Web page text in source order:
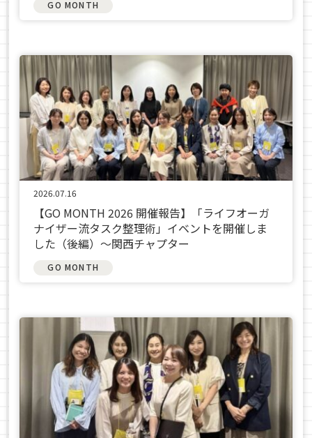
GO MONTH
2026.07.16
【GO MONTH 2026 開催報告】「ライフオーガ
ナイザー流タスク整理術」イベントを開催しま
した（後編）～関西チャプター
GO MONTH